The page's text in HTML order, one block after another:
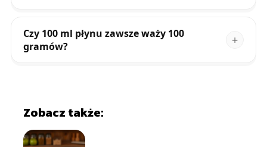
Czy 100 ml płynu zawsze waży 100
gramów?
Zobacz także: